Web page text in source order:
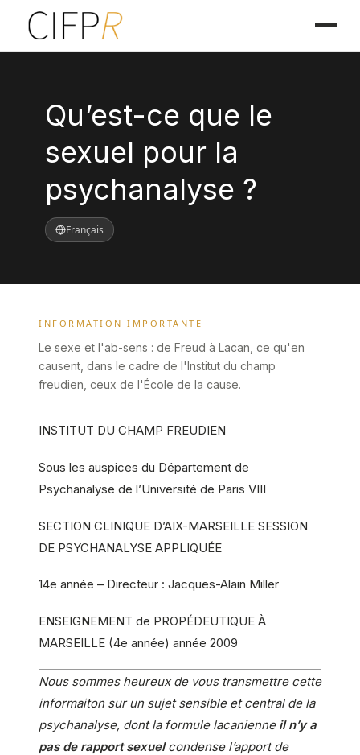
Qu’est-ce que le
sexuel pour la
psychanalyse ?
Français
INFORMATION IMPORTANTE
Le sexe et l'ab-sens : de Freud à Lacan, ce qu'en
causent, dans le cadre de l'Institut du champ
freudien, ceux de l'École de la cause.
INSTITUT DU CHAMP FREUDIEN
Sous les auspices du Département de
Psychanalyse de l’Université de Paris VIII
SECTION CLINIQUE D’AIX-MARSEILLE SESSION
DE PSYCHANALYSE APPLIQUÉE
14e année – Directeur : Jacques-Alain Miller
ENSEIGNEMENT de PROPÉDEUTIQUE À
MARSEILLE (4e année) année 2009
Nous sommes heureux de vous transmettre cette
informaiton sur un sujet sensible et central de la
psychanalyse, dont la formule lacanienne il n’y a
pas de rapport sexuelcondense l’apport de